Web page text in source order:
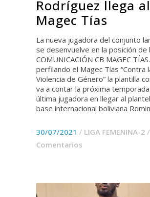
Rodríguez llega al
Magec Tías
La nueva jugadora del conjunto
se desenvuelve en la posición de
COMUNICACIÓN CB MAGEC
perfilando el Magec Tías “Contra
Violencia de Género” la plantilla
va a contar la próxima
última jugadora en llegar al
base internacional boliviana
30/07/2021 / LIGA FEMENINA-2 /
Comentarios